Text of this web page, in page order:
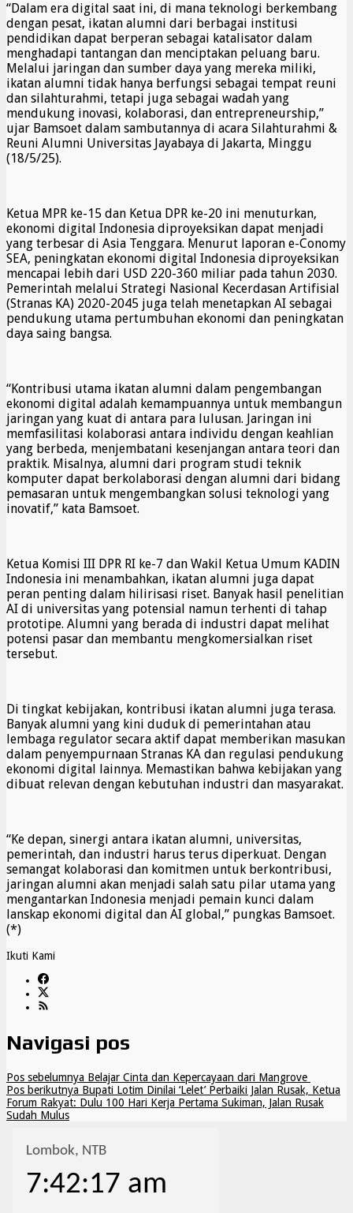
“Dalam era digital saat ini, di mana teknologi berkembang
dengan pesat, ikatan alumni dari berbagai institusi
pendidikan dapat berperan sebagai katalisator dalam
menghadapi tantangan dan menciptakan peluang baru.
Melalui jaringan dan sumber daya yang mereka miliki,
ikatan alumni tidak hanya berfungsi sebagai tempat reuni
dan silahturahmi, tetapi juga sebagai wadah yang
mendukung inovasi, kolaborasi, dan entrepreneurship,”
ujar Bamsoet dalam sambutannya di acara Silahturahmi &
Reuni Alumni Universitas Jayabaya di Jakarta, Minggu
(18/5/25).
Ketua MPR ke-15 dan Ketua DPR ke-20 ini menuturkan,
ekonomi digital Indonesia diproyeksikan dapat menjadi
yang terbesar di Asia Tenggara. Menurut laporan e-Conomy
SEA, peningkatan ekonomi digital Indonesia diproyeksikan
mencapai lebih dari USD 220-360 miliar pada tahun 2030.
Pemerintah melalui Strategi Nasional Kecerdasan Artifisial
(Stranas KA) 2020-2045 juga telah menetapkan AI sebagai
pendukung utama pertumbuhan ekonomi dan peningkatan
daya saing bangsa.
“Kontribusi utama ikatan alumni dalam pengembangan
ekonomi digital adalah kemampuannya untuk membangun
jaringan yang kuat di antara para lulusan. Jaringan ini
memfasilitasi kolaborasi antara individu dengan keahlian
yang berbeda, menjembatani kesenjangan antara teori dan
praktik. Misalnya, alumni dari program studi teknik
komputer dapat berkolaborasi dengan alumni dari bidang
pemasaran untuk mengembangkan solusi teknologi yang
inovatif,” kata Bamsoet.
Ketua Komisi III DPR RI ke-7 dan Wakil Ketua Umum KADIN
Indonesia ini menambahkan, ikatan alumni juga dapat
peran penting dalam hilirisasi riset. Banyak hasil penelitian
AI di universitas yang potensial namun terhenti di tahap
prototipe. Alumni yang berada di industri dapat melihat
potensi pasar dan membantu mengkomersialkan riset
tersebut.
Di tingkat kebijakan, kontribusi ikatan alumni juga terasa.
Banyak alumni yang kini duduk di pemerintahan atau
lembaga regulator secara aktif dapat memberikan masukan
dalam penyempurnaan Stranas KA dan regulasi pendukung
ekonomi digital lainnya. Memastikan bahwa kebijakan yang
dibuat relevan dengan kebutuhan industri dan masyarakat.
“Ke depan, sinergi antara ikatan alumni, universitas,
pemerintah, dan industri harus terus diperkuat. Dengan
semangat kolaborasi dan komitmen untuk berkontribusi,
jaringan alumni akan menjadi salah satu pilar utama yang
mengantarkan Indonesia menjadi pemain kunci dalam
lanskap ekonomi digital dan AI global,” pungkas Bamsoet.
(*)
Ikuti Kami
Navigasi pos
Pos sebelumnya Belajar Cinta dan Kepercayaan dari Mangrove
Pos berikutnya Bupati Lotim Dinilai ‘Lelet’ Perbaiki Jalan Rusak, Ketua
Forum Rakyat: Dulu 100 Hari Kerja Pertama Sukiman, Jalan Rusak
Sudah Mulus